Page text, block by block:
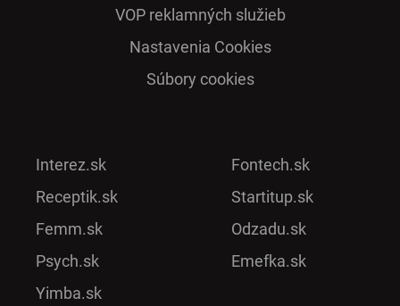
VOP reklamných služieb
Nastavenia Cookies
Súbory cookies
Interez.sk
Receptik.sk
Femm.sk
Psych.sk
Yimba.sk
Fontech.sk
Startitup.sk
Odzadu.sk
Emefka.sk